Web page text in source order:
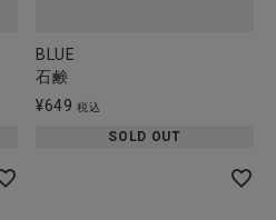
BLUE
石鹸
¥649 税込
SOLD OUT